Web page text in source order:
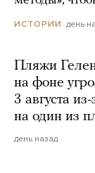
ИСТОРИИ день
Пляжи
на фоне
3 августа
на один из
день назад